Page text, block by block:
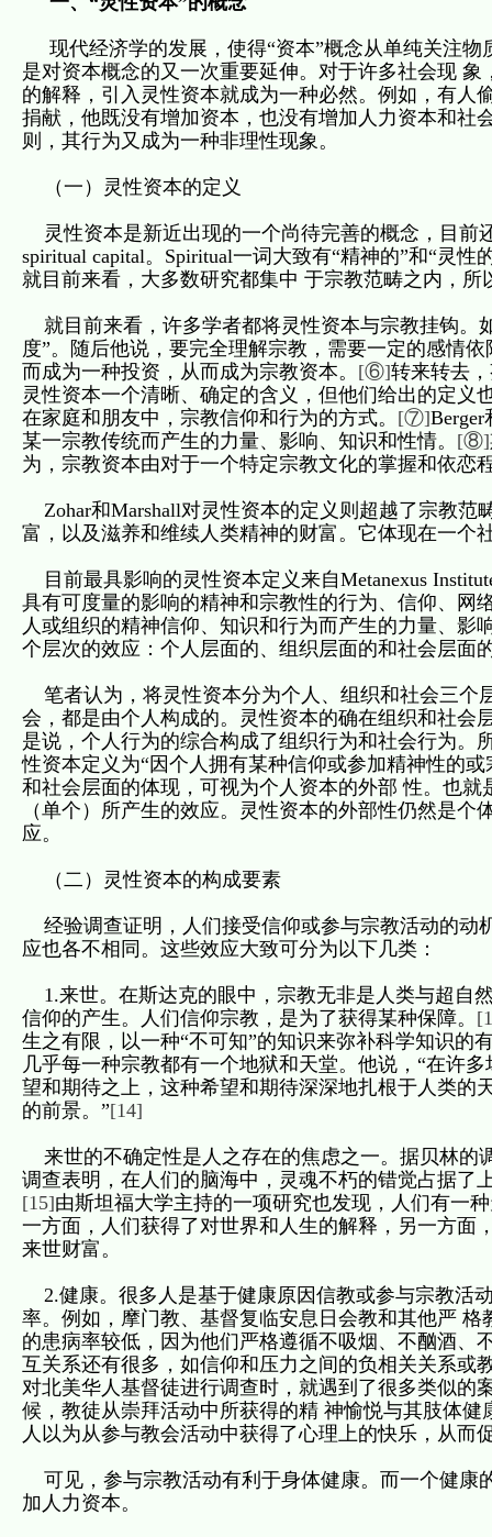
现代经济学的发展，使得“资本”概念从单纯关注物
是对资本概念的又一次重要延伸。对于许多社会现
的解释，引入灵性资本就成为一种必然。例如，有人
捐献，他既没有增加资本，也没有增加人力资本和社
则，其行为又成为一种非理性现象。
（一）灵性资本的定义
灵性资本是新近出现的一个尚待完善的概念，目前
spiritual capital。Spiritual一词大致有“精神的”和“灵
就目前来看，大多数研究都集中 于宗教范畴之内，
就目前来看，许多学者都将灵性资本与宗教挂钩。
度”。随后他说，要完全理解宗教，需要一定的感情
而成为一种投资，从而成为宗教资本。 [⑥]转来转去
灵性资本一个清晰、确定的含义，但他们给出的定
在家庭和朋友中，宗教信仰和行为的方式。 [⑦]
某一宗教传统而产生的力量、影响、知识和性情。 [⑧]
为，宗教资本由对于一个特定宗教文化的掌握和依恋
Zohar和Marshall对灵性资本的定义则超越了宗教范
富，以及滋养和维续人类精神的财富。它体现在一个
目前最具影响的灵性资本定义来自Metanexus
具有可度量的影响的精神和宗教性的行为、信仰、网
人或组织的精神信仰、知识和行为而产生的力量、影
个层次的效应：个人层面的、组织层面的和社会层面
笔者认为，将灵性资本分为个人、组织和社会三个
会，都是由个人构成的。灵性资本的确在组织和社会
是说，个人行为的综合构成了组织行为和社会行为。
性资本定义为“因个人拥有某种信仰或参加精神性的
和社会层面的体现，可视为个人资本的外部 性。也
（单个）所产生的效应。灵性资本的外部性仍然是
应。
（二）灵性资本的构成要素
经验调查证明，人们接受信仰或参与宗教活动的动
应也各不相同。这些效应大致可分为以下几类：
1.来世。在斯达克的眼中，宗教无非是人类与超自
信仰的产生。人们信仰宗教，是为了获得某种保障。
生之有限，以一种“不可知”的知识来弥补科学知识的
几乎每一种宗教都有一个地狱和天堂。他说，“在许
望和期待之上，这种希望和期待深深地扎根于人类的
的前景。”[14]
来世的不确定性是人之存在的焦虑之一。据贝林的
调查表明，在人们的脑海中，灵魂不朽的错觉占据了
[15]由斯坦福大学主持的一项研究也发现，人们有一
一方面，人们获得了对世界和人生的解释，另一方面
来世财富。
2.健康。很多人是基于健康原因信教或参与宗教活
率。例如，摩门教、基督复临安息日会教和其他严
的患病率较低，因为他们严格遵循不吸烟、不酗酒、
互关系还有很多，如信仰和压力之间的负相关关系或
对北美华人基督徒进行调查时，就遇到了很多类似的
候，教徒从崇拜活动中所获得的精 神愉悦与其肢体
人以为从参与教会活动中获得了心理上的快乐，从而
可见，参与宗教活动有利于身体健康。而一个健康
加人力资本。